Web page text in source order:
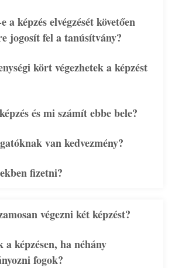
a képzés elvégzését követően
jogosít fel a tanúsítvány?
kört végezhetek a képzést
és mi számít ebbe bele?
van kedvezmény?
fizetni?
végezni két képzést?
a képzésen, ha néhány
fogok?